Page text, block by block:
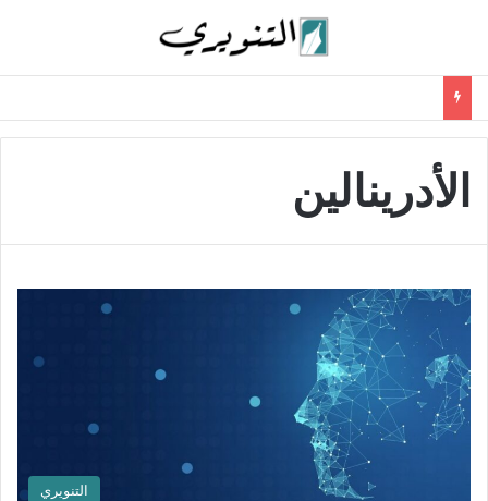
الأدرينالين
التنويري